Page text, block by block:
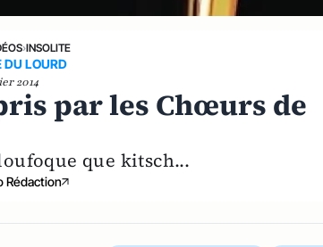
›INSOLITE
DU LOURD
2014
par les Chœurs de
que kitsch...
Rédaction